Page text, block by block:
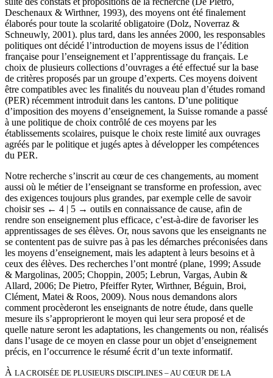
Deschenaux & Wirthner, 1993), des moyens ont été finalement
élaborés pour toute la scolarité obligatoire (Dolz, Noverraz &
Schneuwly, 2001). plus tard, dans les années 2000, les responsables
politiques ont décidé l’introduction de moyens issus de l’édition
française pour l’enseignement et l’apprentissage du français. Le
choix de plusieurs collections d’ouvrages a été effectué sur la base
de critères proposés par un groupe d’experts. Ces moyens doivent
être compatibles avec les finalités du nouveau plan d’études romand
(PER) récemment introduit dans les cantons. D’une politique
d’imposition des moyens d’enseignement, la Suisse romande a passé
à une politique de choix contrôlé de ces moyens par les
établissements scolaires, puisque le choix reste limité aux ouvrages
agréés par le politique et jugés aptes à développer les compétences
du PER.
Notre recherche s’inscrit au cœur de ces changements, au moment
aussi où le métier de l’enseignant se transforme en profession, avec
des exigences toujours plus grandes, par exemple celle de savoir
choisir ses ← 4 | 5 → outils en connaissance de cause, afin de
rendre son enseignement plus efficace, c’est-à-dire de favoriser les
apprentissages de ses élèves. Or, nous savons que les enseignants ne
se contentent pas de suivre pas à pas les démarches préconisées dans
les moyens d’enseignement, mais les adaptent à leurs besoins et à
ceux des élèves. Des recherches l’ont montré (plane, 1999; Assude
& Margolinas, 2005; Choppin, 2005; Lebrun, Vargas, Aubin &
Allard, 2006; De Pietro, Pfeiffer Ryter, Wirthner, Béguin, Broi,
Clément, Matei & Roos, 2009). Nous nous demandons alors
comment procèderont les enseignants de notre étude, dans quelle
mesure ils s’approprieront le moyen qui leur sera proposé et de
quelle nature seront les adaptations, les changements ou non, réalisés
dans l’usage de ce moyen en classe pour un objet d’enseignement
précis, en l’occurrence le résumé écrit d’un texte informatif.
À LA CROISÉE DE PLUSIEURS DISCIPLINES – AU CŒUR DE LA